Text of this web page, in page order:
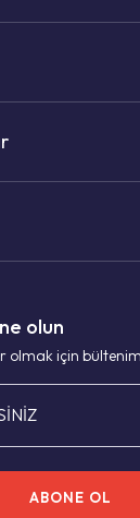
olun
olmak için
ABONE OL